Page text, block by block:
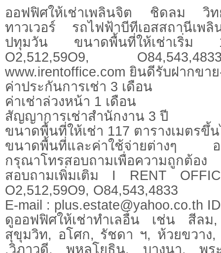
ออฟฟิศให้เช่าเพลินจิต ชิดลม วิ
ทาวเวอร์ รถไฟฟ้าบีทีเอสสถานีเ
ปทุมวัน ขนาดพื้นที่ให้เช่าเริ่ม
O2,512,59O9, O84,543,4833
www.irentoffice.com ยินดีรับฝากขา
ค่าประกันการเช่า 3 เดือน
ค่าเช่าล่วงหน้า 1 เดือน
สัญญาการเช่าสำนักงาน 3 ปี
ขนาดพื้นที่ให้เช่า 117 ตารางเมตรขึ้
ขนาดพื้นที่และค่าใช้จ่ายต่างๆ อา
กรุณาโทรสอบถามเพื่อความถูกต้อง
สอบถามเพิ่มเติม I RENT
O2,512,59O9, O84,543,4833
E-mail : plus.estate@yahoo.co.th
ดูออฟฟิศให้เช่าทำเลอื่น เช่น สีล
สุขุมวิท, อโศก, รัชดา ฯ, ห้วยขวาง
,วิภาวดี, พหลโยธิน, บางนา, พร